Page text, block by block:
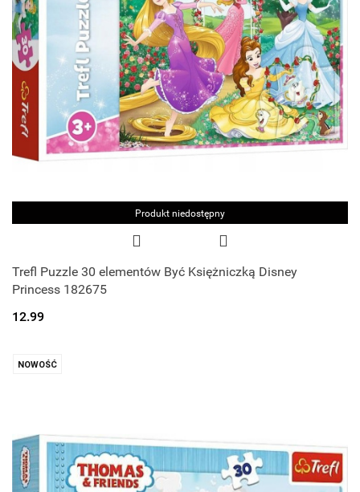
Produkt niedostępny
Trefl Puzzle 30 elementów Być Księżniczką Disney
Princess 182675
12.99
NOWOŚĆ